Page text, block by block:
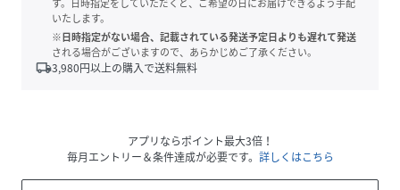
いたします。
※日時指定がない場合、記載されている発送予定日よりも遅れて発送
される場合がございますので、あらかじめご了承ください。
local_shipping3,980円以上の購入で送料無料
アプリならポイント最大3倍！
毎月エントリー＆条件達成が必要です。 詳しくはこちら